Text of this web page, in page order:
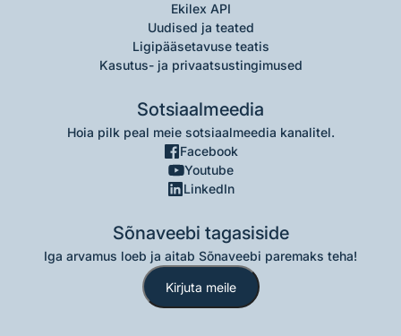
Ekilex API
Uudised ja teated
Ligipääsetavuse teatis
Kasutus- ja privaatsustingimused
Sotsiaalmeedia
Hoia pilk peal meie sotsiaalmeedia kanalitel.
Facebook
Youtube
LinkedIn
Sõnaveebi tagasiside
Iga arvamus loeb ja aitab Sõnaveebi paremaks teha!
Kirjuta meile